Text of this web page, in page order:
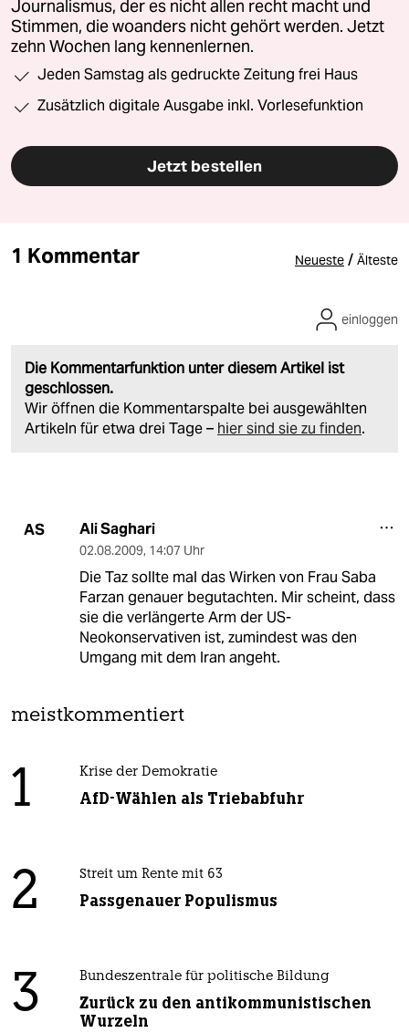
Journalismus, der es nicht allen recht macht und
Stimmen, die woanders nicht gehört werden. Jetzt
zehn Wochen lang kennenlernen.
Jeden Samstag als gedruckte Zeitung frei Haus
Zusätzlich digitale Ausgabe inkl. Vorlesefunktion
Jetzt bestellen
1 Kommentar Neueste / Älteste
Die Kommentarfunktion unter diesem Artikel ist
geschlossen.
Wir öffnen die Kommentarspalte bei ausgewählten
Artikeln für etwa drei Tage – hier sind sie zu finden.
einloggen
AS Ali Saghari
02.08.2009, 14:07 Uhr
Die Taz sollte mal das Wirken von Frau Saba
Farzan genauer begutachten. Mir scheint, dass
sie die verlängerte Arm der US-
Neokonservativen ist, zumindest was den
Umgang mit dem Iran angeht.
meistkommentiert
1 Krise der Demokratie
AfD-Wählen als Triebabfuhr
2 Streit um Rente mit 63
Passgenauer Populismus
3 Bundeszentrale für politische Bildung
Zurück zu den antikommunistischen
Wurzeln